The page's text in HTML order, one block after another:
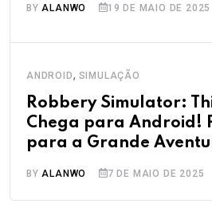
BYALANWO 19 DE MAIO DE 2025
ANDROID, SIMULAÇÃO
Robbery Simulator:
Chega para Android!
para a Grande
BYALANWO 7 DE MAIO DE 2025